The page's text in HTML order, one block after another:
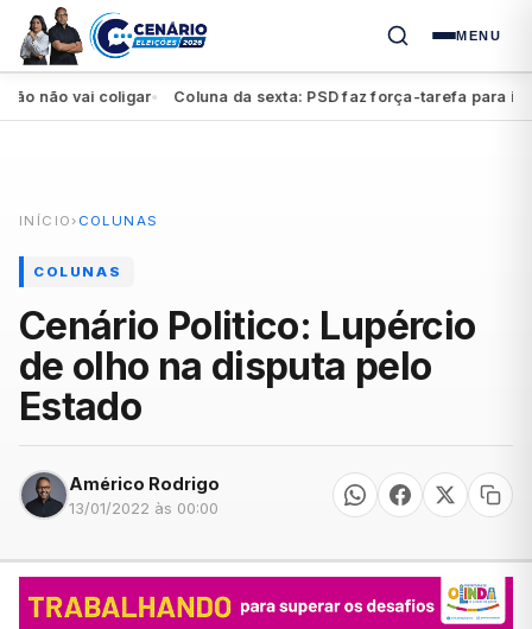
MENU
vai coligar● Coluna da sexta: PSD faz força-tarefa para
INÍCIO › COLUNAS
COLUNAS
Cenário Politico: Lupércio
de olho na disputa pelo
Estado
Américo Rodrigo
13/01/2022 às 00:00